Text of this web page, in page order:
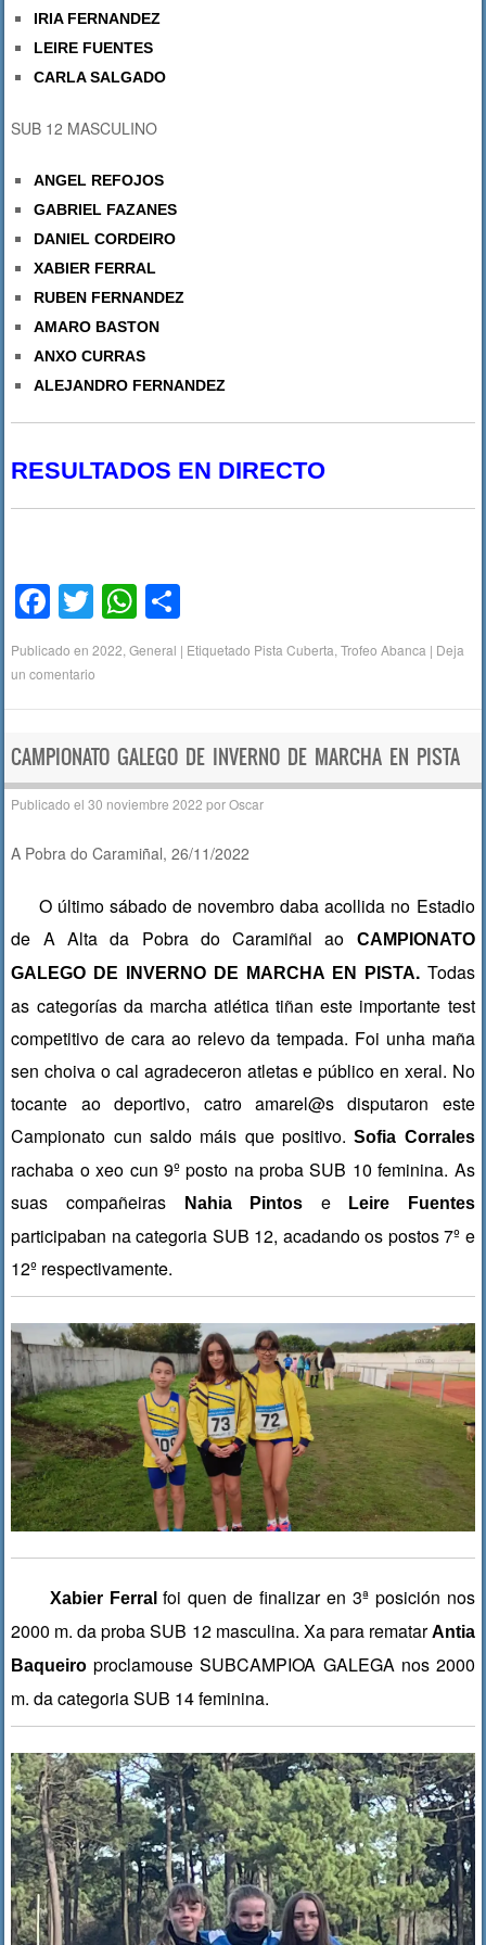
IRIA FERNANDEZ
LEIRE FUENTES
CARLA SALGADO
SUB 12 MASCULINO
ANGEL REFOJOS
GABRIEL FAZANES
DANIEL CORDEIRO
XABIER FERRAL
RUBEN FERNANDEZ
AMARO BASTON
ANXO CURRAS
ALEJANDRO FERNANDEZ
RESULTADOS EN DIRECTO
F
a
c
e
b
o
o
k
T
wi
tt
er
W
h
at
s
A
p
p
o
m
p
ar
tir
Publicado en2022 ,General | Etiquetado Pista Cuberta ,Trofeo Abanca | Deja
un comentario
CAMPIONATO GALEGO DE INVERNO DE MARCHA EN PISTA
Publicado el30 noviembre 2022 porOscar
A Pobra do Caramiñal, 26/11/2022
O último sábado de novembro daba acollida no Estadio
de A Alta da Pobra do Caramiñal ao
CAMPIONATO
GALEGO DE INVERNO DE MARCHA EN PISTA.Todas
as categorías da marcha atlética tiñan este importante test
competitivo de cara ao relevo da tempada. Foi unha maña
sen choiva o cal agradeceron atletas e público en xeral. No
tocante ao deportivo, catro amarel@s disputaron este
Campionato cun saldo máis que positivo.Sofia Corrales
rachaba o xeo cun 9º posto na proba SUB 10 feminina. As
suas compañeiras
Nahia Pintos e Leire Fuentes
participaban na categoria SUB 12, acadando os postos 7º e
12º respectivamente.
Xabier Ferral foi quen de finalizar en 3ª posición nos
2000 m. da proba SUB 12 masculina. Xa para rematarAntia
Baqueiro proclamouse SUBCAMPIOA GALEGA nos 2000
m. da categoria SUB 14 feminina.